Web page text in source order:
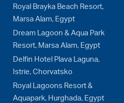
Royal Brayka Beach Resort,
Marsa Alam, Egypt
Dream Lagoon & Aqua Park
Resort, Marsa Alam, Egypt
Delfin Hotel Plava Laguna,
Istrie, Chorvatsko
Royal Lagoons Resort &
Aquapark, Hurghada, Egypt